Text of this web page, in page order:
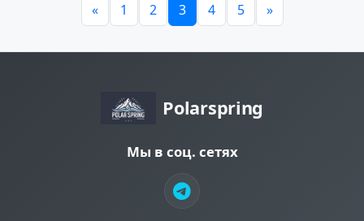
« 1 2 3 4 5 »
Polarspring
Мы в соц. сетях